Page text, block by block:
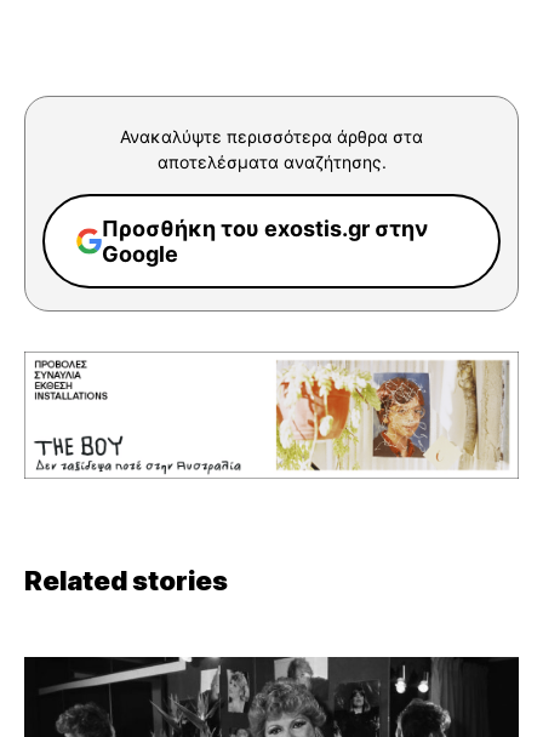
Ανακαλύψτε περισσότερα άρθρα στα
αποτελέσματα αναζήτησης.
Προσθήκη του exostis.gr στην
Google
Related stories